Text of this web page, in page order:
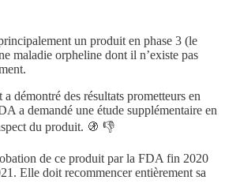
un produit en phase 3 (le
maladie orpheline dont il n’existe pas
démontré des résultats prometteurs en
a demandé une étude supplémentaire en
du produit. 🚯 👎
de ce produit par la FDA fin 2020
Elle doit recommencer entièrement sa